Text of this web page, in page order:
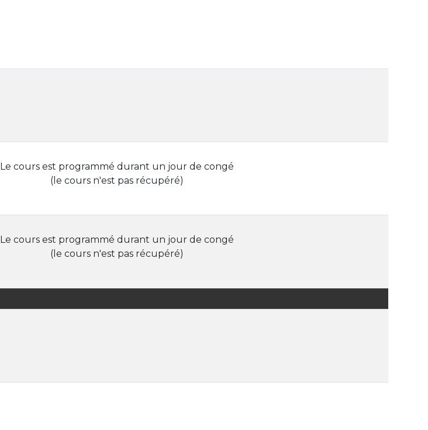
Le cours est programmé durant un jour de congé
(le cours n'est pas récupéré)
Le cours est programmé durant un jour de congé
(le cours n'est pas récupéré)